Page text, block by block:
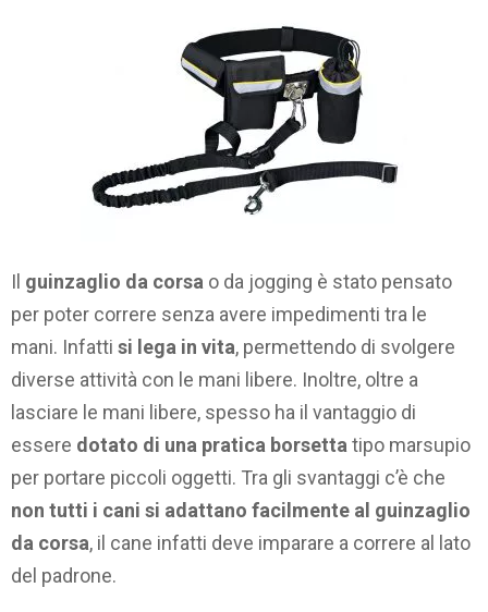
Il guinzaglio da corsa o da jogging è stato pensato
per poter correre senza avere impedimenti tra le
mani. Infatti si lega in vita, permettendo di svolgere
diverse attività con le mani libere. Inoltre, oltre a
lasciare le mani libere, spesso ha il vantaggio di
essere dotato di una pratica borsettatipo marsupio
per portare piccoli oggetti. Tra gli svantaggi c’è che
non tutti i cani si adattano facilmente al guinzaglio
da corsa, il cane infatti deve imparare a correre al lato
del padrone.